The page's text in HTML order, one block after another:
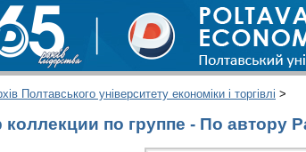
Полтавського університету економіки і торгівлі >
по группе - По автору